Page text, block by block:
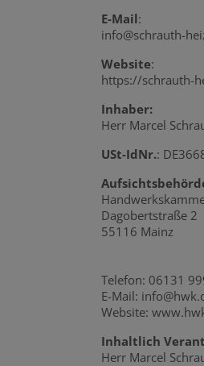
E-Mail:
info@schrauth-
Website:
https://schrauth-
Inhaber:
Herr Marcel
USt-IdNr.:
Dagobertstraße 2
55116 Mainz
Telefon: 06131
E-Mail:
Website:
Inhaltlich
Herr Marcel